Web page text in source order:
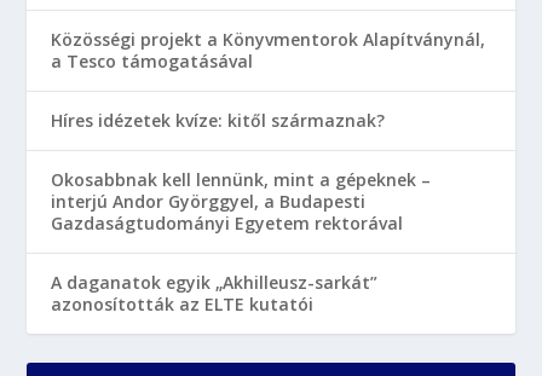
Közösségi projekt a Könyvmentorok Alapítványnál,
a Tesco támogatásával
Híres idézetek kvíze: kitől származnak?
Okosabbnak kell lennünk, mint a gépeknek –
interjú Andor Györggyel, a Budapesti
Gazdaságtudományi Egyetem rektorával
A daganatok egyik „Akhilleusz-sarkát”
azonosították az ELTE kutatói